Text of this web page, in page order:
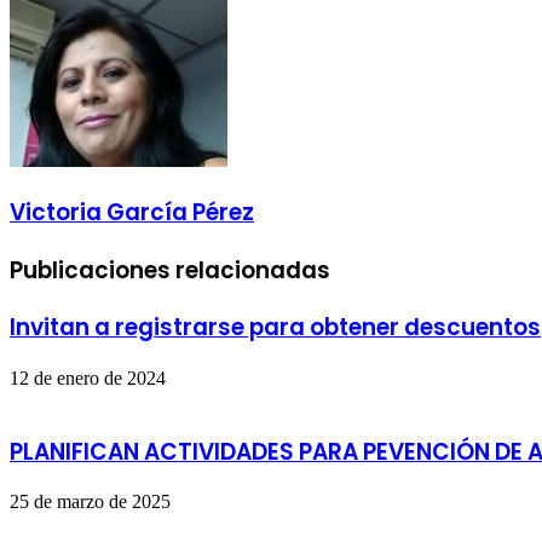
Victoria García Pérez
Publicaciones relacionadas
Invitan a registrarse para obtener descuentos
12 de enero de 2024
PLANIFICAN ACTIVIDADES PARA PEVENCIÓN DE
25 de marzo de 2025